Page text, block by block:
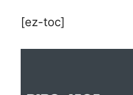
[ez-toc]